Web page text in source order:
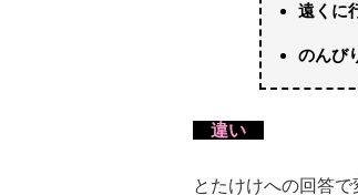
遠くに
のんび
違い
とたけけへの回答で